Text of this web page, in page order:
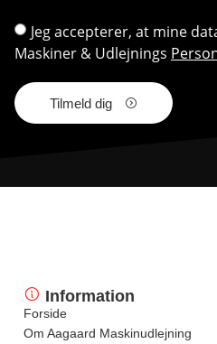
Jeg accepterer, at mine
Maskiner & Udlejnings
Tilmeld dig
Information
Forside
Om Aagaard Maskinudlejning